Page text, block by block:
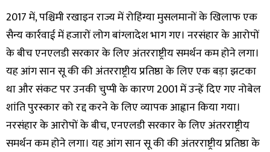
2017 में, पश्चिमी रखाइन राज्य में रोहिंग्या मुसलमानों के खिलाफ एक
सैन्य कार्रवाई में हजारों लोग बांग्लादेश भाग गए। नरसंहार के आरोपों
के बीच एनएलडी सरकार के लिए अंतरराष्ट्रीय समर्थन कम होने लगा।
यह आंग सान सू की की अंतरराष्ट्रीय प्रतिष्ठा के लिए एक बड़ा झटका
था और संकट पर उनकी चुप्पी के कारण 2001 में उन्हें दिए गए नोबेल
शांति पुरस्कार को रद्द करने के लिए व्यापक आह्वान किया गया।
नरसंहार के आरोपों के बीच, एनएलडी सरकार के लिए अंतरराष्ट्रीय
समर्थन कम होने लगा। यह आंग सान सू की की अंतरराष्ट्रीय प्रतिष्ठा के